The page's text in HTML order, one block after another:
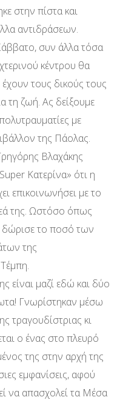
στην πίστα και
αντιδράσεων.
συν άλλα τόσα
κέντρου θα
τους δικούς τους
τη ζωή. Ας δείξουμε
με
της Πάολας.
Βλαχάκης
Κατερίνα» ότι η
επικοινωνήσει με το
της. Ωστόσο όπως
δώρισε το ποσό των
της
είναι μαζί εδώ και δύο
Γνωρίστηκαν μέσω
τραγουδίστριας κι
ο ένας στο πλευρό
της στην αρχή της
εμφανίσεις, αφού
να απασχολεί τα Μέσα